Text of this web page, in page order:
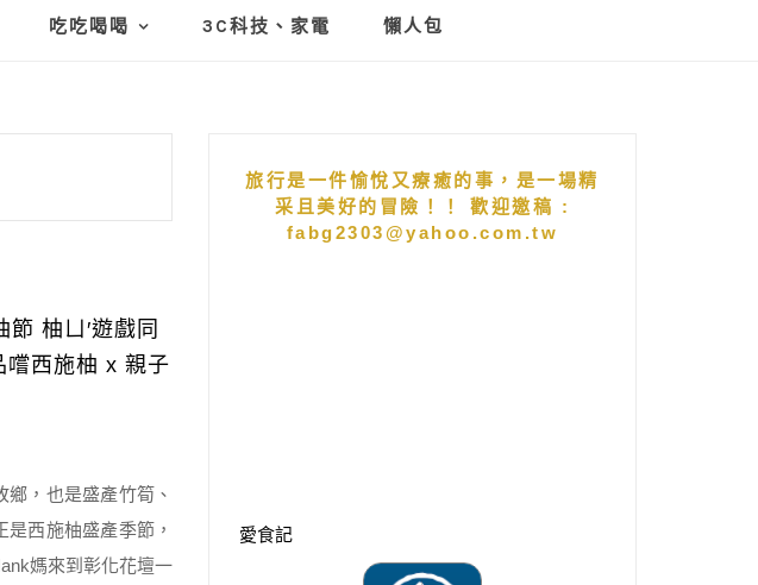
吃吃喝喝 3C科技、家電 懶人包
柚ㄩ′遊戲同
嚐西施柚 x 親子
，也是盛產竹筍、
西施柚盛產季節，
媽來到彰化花壇一
旅行是一件愉悅又療癒的事，是一場精
采且美好的冒險！！ 歡迎邀稿 :
fabg2303@yahoo.com.tw
愛食記